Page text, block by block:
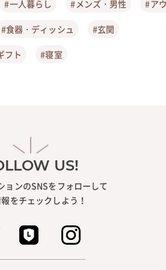
#一人暮らし #メンズ・男性 #ア
#食器・ディッシュ #玄関
フト #寝室
US!
ョンのSNSをフォローして
をチェックしよう！